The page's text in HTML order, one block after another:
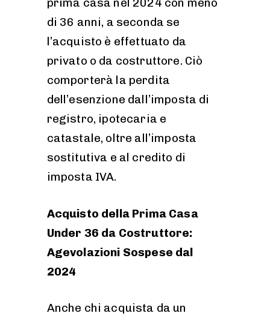
prima casa nel 2024 con meno
di 36 anni, a seconda se
l’acquisto è effettuato da
privato o da costruttore. Ciò
comporterà la perdita
dell’esenzione dall’imposta di
registro, ipotecaria e
catastale, oltre all’imposta
sostitutiva e al credito di
imposta IVA.
Acquisto della Prima Casa
Under 36 da Costruttore:
Agevolazioni Sospese dal
2024
Anche chi acquista da un